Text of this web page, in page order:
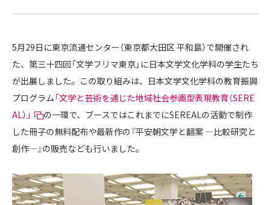
5月29日に東京流通センター（東京都大田区 平和島）で開催され
た、第三十四回「文学フリマ東京」に日本文学文化学科の学生たち
が出展しました。この取り組みは、日本文学文化学科の教育振興
プログラム「文学と芸術を通じた地域社会参画型表現教育（SERE
AL）」
の一環で、ブースではこれまでにSEREALの活動で制作
した冊子の無料配布や最新作の『平安朝文学と翻案 ―比較研究と
創作―』の販売なども行いました。